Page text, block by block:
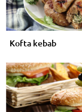
Kofta kebab